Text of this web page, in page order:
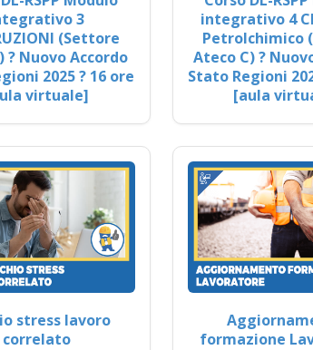
3
(Settore
? Nuovo Accordo
2025 ? 16 ore
virtuale]
integrativo 4
Petrolchimico
Ateco C) ?
Stato Regioni
[aula
stress lavoro
correlato
formazione